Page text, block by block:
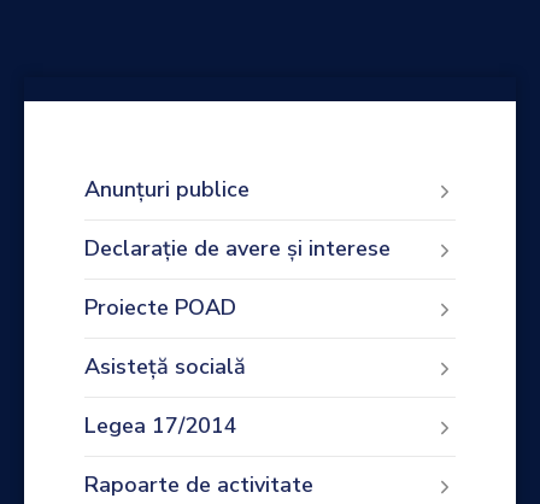
Anunțuri publice
Declarație de avere și interese
Proiecte POAD
Asisteță socială
Legea 17/2014
Rapoarte de activitate